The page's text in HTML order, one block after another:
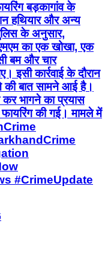
बड़कागांव के
हथियार और अन्य
के अनुसार,
का एक खोखा, एक
बम और चार
इसी कार्रवाई के दौरान
की बात सामने आई है।
कर भागने का प्रयास
फायरिंग की गई। मामले में
#CrimeUpdate